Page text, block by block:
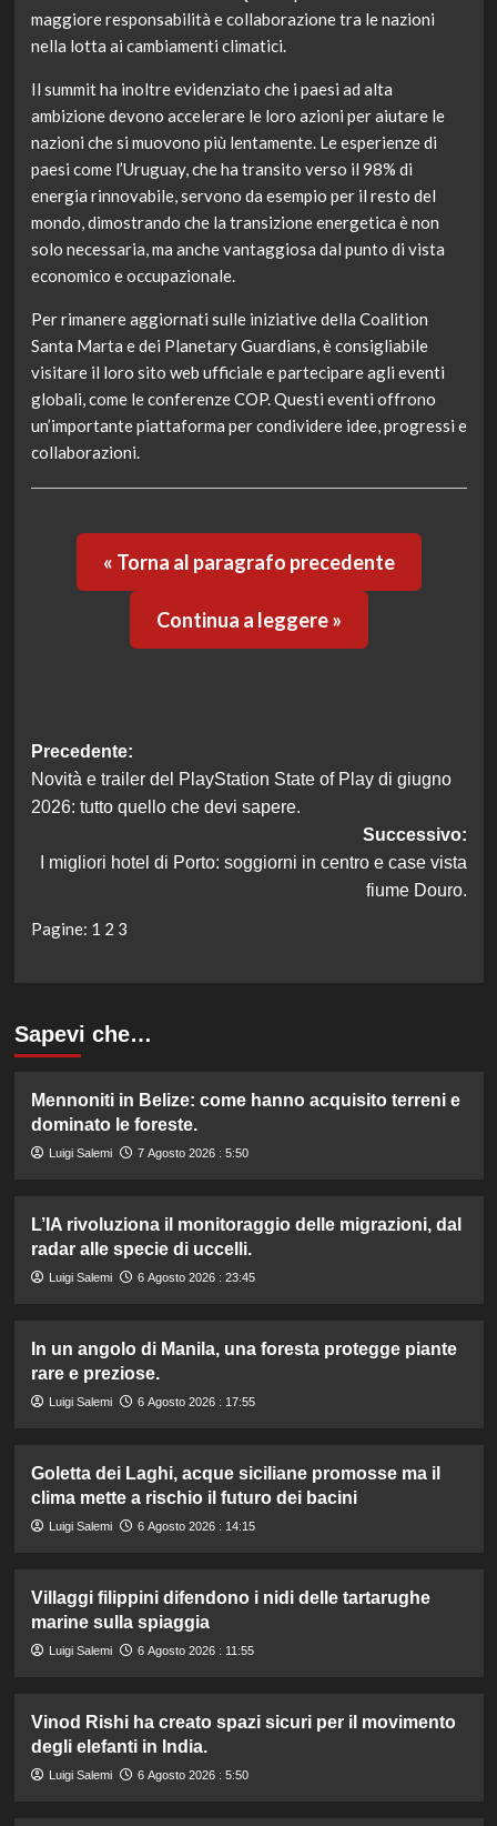
maggiore responsabilità e collaborazione tra le nazioni
nella lotta ai cambiamenti climatici.
Il summit ha inoltre evidenziato che i paesi ad alta
ambizione devono accelerare le loro azioni per aiutare le
nazioni che si muovono più lentamente. Le esperienze di
paesi come l’Uruguay, che ha transito verso il 98% di
energia rinnovabile, servono da esempio per il resto del
mondo, dimostrando che la transizione energetica è non
solo necessaria, ma anche vantaggiosa dal punto di vista
economico e occupazionale.
Per rimanere aggiornati sulle iniziative della Coalition
Santa Marta e dei Planetary Guardians, è consigliabile
visitare il loro sito web ufficiale e partecipare agli eventi
globali, come le conferenze COP. Questi eventi offrono
un’importante piattaforma per condividere idee, progressi e
collaborazioni.
« Torna al paragrafo precedente
Continua a leggere »
Navigazione
articolo
Precedente:
Novità e trailer del PlayStation State of Play di giugno
2026: tutto quello che devi sapere.
Successivo:
I migliori hotel di Porto: soggiorni in centro e case vista
fiume Douro.
Pagine: 1 2 3
Sapevi che…
Mennoniti in Belize: come hanno acquisito terreni e
dominato le foreste.
Luigi Salemi 7 Agosto 2026 : 5:50
L’IA rivoluziona il monitoraggio delle migrazioni, dal
radar alle specie di uccelli.
Luigi Salemi 6 Agosto 2026 : 23:45
In un angolo di Manila, una foresta protegge piante
rare e preziose.
Luigi Salemi 6 Agosto 2026 : 17:55
Goletta dei Laghi, acque siciliane promosse ma il
clima mette a rischio il futuro dei bacini
Luigi Salemi 6 Agosto 2026 : 14:15
Villaggi filippini difendono i nidi delle tartarughe
marine sulla spiaggia
Luigi Salemi 6 Agosto 2026 : 11:55
Vinod Rishi ha creato spazi sicuri per il movimento
degli elefanti in India.
Luigi Salemi 6 Agosto 2026 : 5:50